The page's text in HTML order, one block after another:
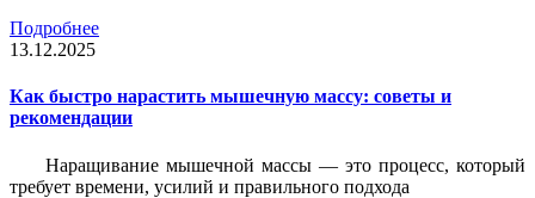
Подробнее
13.12.2025
Как быстро нарастить мышечную массу: советы и
рекомендации
Наращивание мышечной массы — это процесс, который
требует времени, усилий и правильного подхода